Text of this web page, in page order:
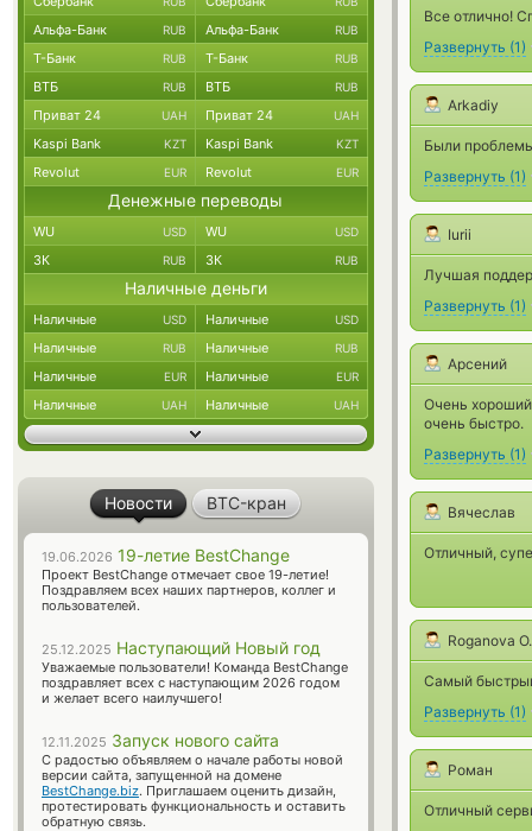
Все отлично!
Развернуть (1)
Arkadiy
Были
Развернуть (1)
Iurii
Лучшая
Развернуть (1)
Арсений
Очень
очень быстро.
Развернуть (1)
Вячеслав
Отличный,
Roganova
Самый
Развернуть (1)
Роман
Отличный
Альфа-Банк RUB Альфа-Банк RUB
Т-Банк RUB Т-Банк RUB
ВТБ RUB ВТБ RUB
Приват 24 UAH Приват 24 UAH
Kaspi Bank KZT Kaspi Bank KZT
Revolut EUR Revolut EUR
Денежные переводы
WU USD WU USD
ЗК RUB ЗК RUB
Наличные деньги
Наличные USD Наличные USD
Наличные RUB Наличные RUB
Наличные EUR Наличные EUR
Наличные UAH Наличные UAH
Новости BTC-кран
19.06.2026 19-летие BestChange
Проект BestChange отмечает свое 19-летие!
Поздравляем всех наших партнеров, коллег и
пользователей.
25.12.2025 Наступающий Новый год
Уважаемые пользователи! Команда BestChange
поздравляет всех с наступающим 2026 годом
и желает всего наилучшего!
12.11.2025 Запуск нового сайта
С радостью объявляем о начале работы новой
версии сайта, запущенной на домене
BestChange.biz. Приглашаем оценить дизайн,
протестировать функциональность и оставить
обратную связь.